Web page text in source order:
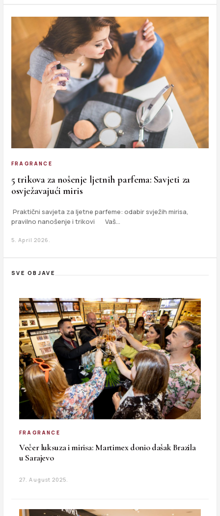
FRAGRANCE
5 trikova za nošenje ljetnih parfema: Savjeti za
osvježavajući miris
Praktični savjeta za ljetne parfeme: odabir svježih mirisa,
pravilno nanošenje i trikovi Vaš…
5. April 2026.
SVE OBJAVE
FRAGRANCE
Večer luksuza i mirisa: Martimex donio dašak Brazila
u Sarajevo
27. August 2025.